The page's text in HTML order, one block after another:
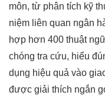
môn, từ phân tích kỹ
niệm liên quan ngân
hợp hơn 400 thuật
chóng tra cứu, hiểu
dụng hiệu quả vào
được giải thích ngắn